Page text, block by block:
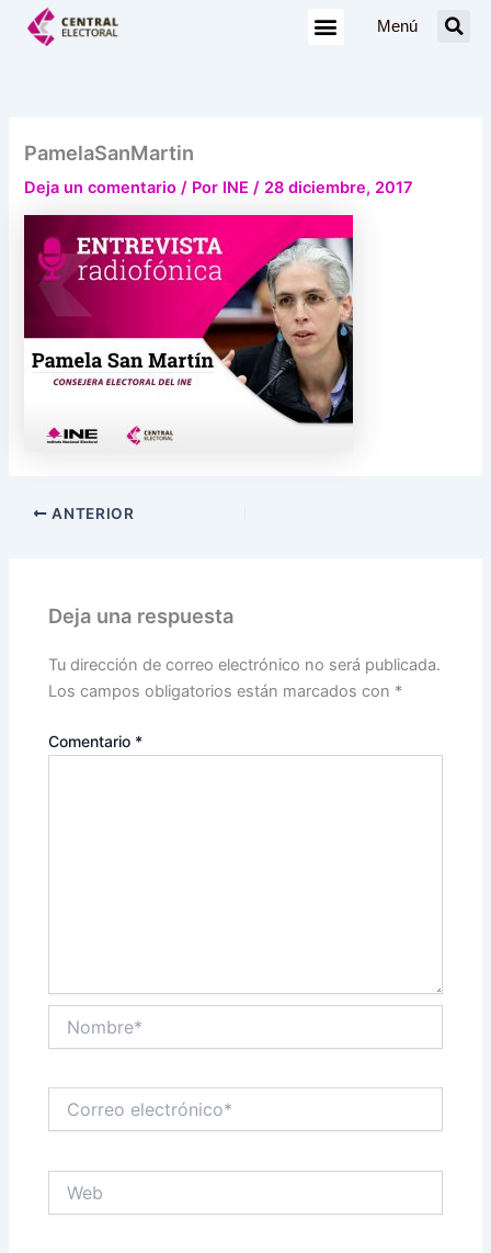
Menú
PamelaSanMartin
Deja un comentario / Por INE/ 28 diciembre, 2017
ANTERIOR
Deja una respuesta
Tu dirección de correo electrónico no será publicada.
Los campos obligatorios están marcados con *
Comentario *
electrónico*